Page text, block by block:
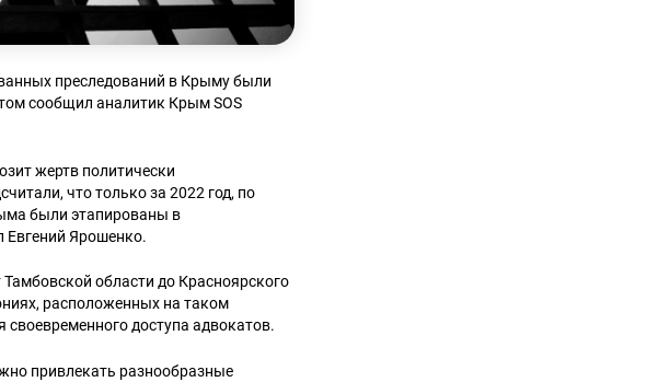
преследований в Крыму были
сообщил аналитик Крым SOS
жертв политически
что только за 2022 год, по
были этапированы в
Евгений Ярошенко.
области до Красноярского
расположенных на таком
своевременного доступа адвокатов.
привлекать разнообразные